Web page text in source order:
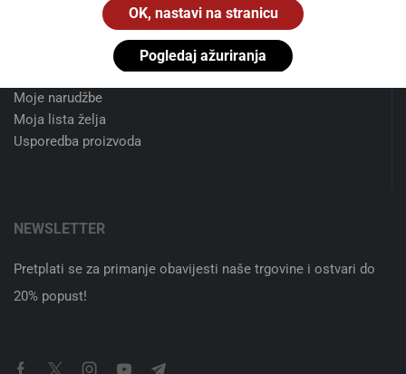
OK, nastavi na stranicu
Pogledaj ažuriranja
KORISNIČKI RAČUN
Uredi podatke računa
Uredi adresu za dostavu
Moje narudžbe
Moja lista želja
Usporedba proizvoda
NEWSLETTER
Pretplati se za primanje obavijesti naše trgovine i ostvari do
20% popust!